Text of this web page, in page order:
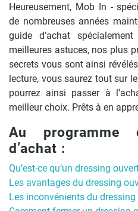
Heureusement, Mob In -
de nombreuses années
guide d’achat
meilleures astuces, nos plus
secrets vous sont ainsi
lecture, vous saurez tout sur le
pourrez ainsi passer à
meilleur choix. Prêts à en
Au
d’achat :
Qu’est-ce qu’un dressing
Les avantages du dressing
Les inconvénients du dressing